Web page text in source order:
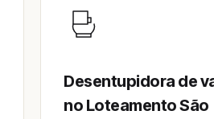
Desentupidora de
no Loteamento São